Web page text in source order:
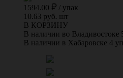
1594.00 / упак
10.63 руб. шт
В КОРЗИНУ
В наличии во Владивостоке
В наличии в Хабаровске 4